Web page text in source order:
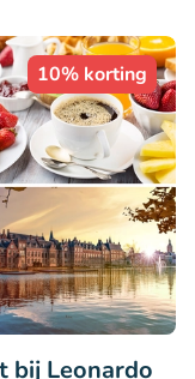
10% korting
bij Leonardo